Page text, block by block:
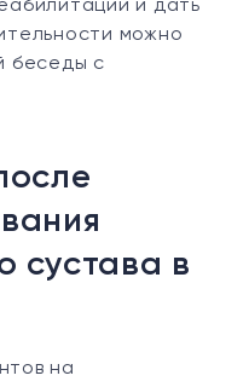
и дать
можно
беседы с
сустава в
на